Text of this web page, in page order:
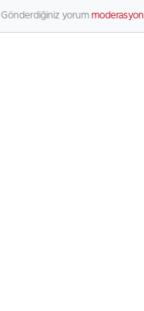
Gönderdiğiniz yorum moderasyon